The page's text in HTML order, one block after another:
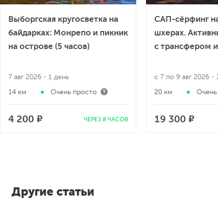
Выборгская кругосветка на
байдарках: Монрепо и пикник
на острове (5 часов)
7 авг 2026 - 1 день
14 км Очень просто
4 200 ₽ ЧЕРЕЗ 8 ЧАСОВ
САП-
шхерах.
с
с 7 по 9 авг
20 км
19 300 ₽
Другие статьи